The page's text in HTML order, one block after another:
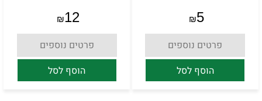
₪5
פרטים נוספים
הוסף לסל
₪12
פרטים נוספים
הוסף לסל